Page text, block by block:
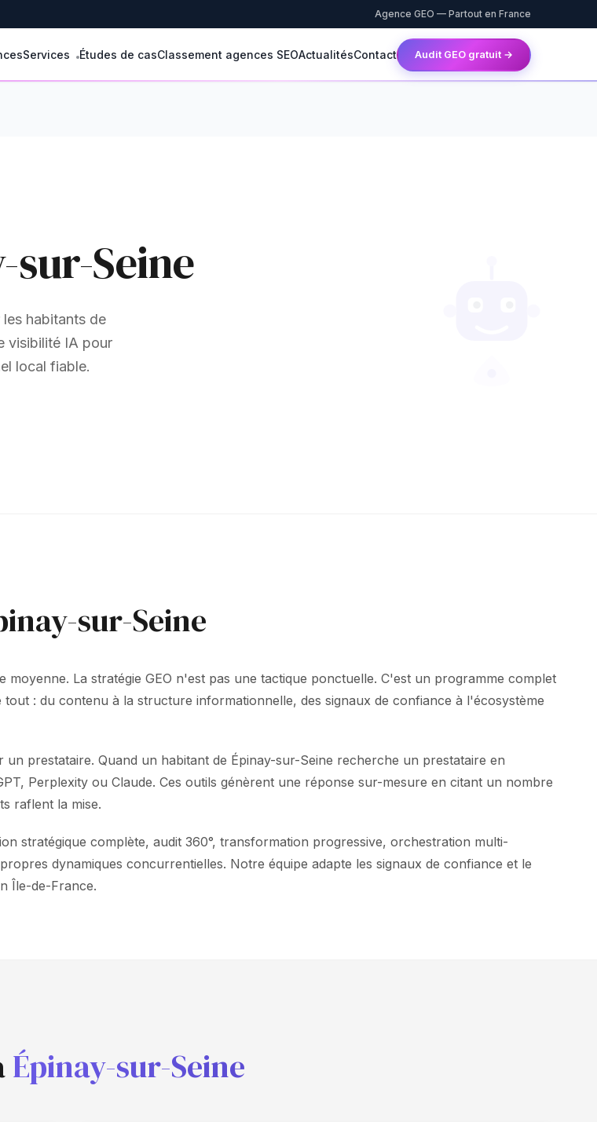
Agence GEO — Partout en France
Services Études de casClassement agences SEOActualitésContact Audit GEO gratuit →
sur-Seine
habitants de
visibilité IA pour
local fiable.
sur-Seine
La stratégie GEO n'est pas une tactique ponctuelle. C'est un programme complet
: du contenu à la structure informationnelle, des signaux de confiance à l'écosystème
prestataire. Quand un habitant de Épinay-sur-Seine recherche un prestataire en
Perplexity ou Claude. Ces outils génèrent une réponse sur-mesure en citant un nombre
raflent la mise.
stratégique complète, audit 360°, transformation progressive, orchestration multi-
dynamiques concurrentielles. Notre équipe adapte les signaux de confiance et le
Île-de-France.
Épinay-sur-Seine